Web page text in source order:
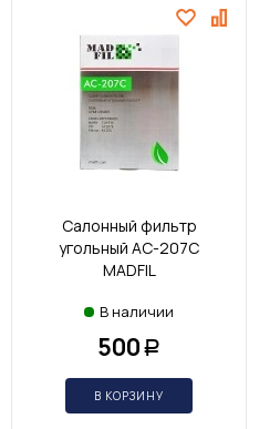
Салонный фильтр
угольный AC-207C
MADFIL
В наличии
500 Р
В КОРЗИНУ